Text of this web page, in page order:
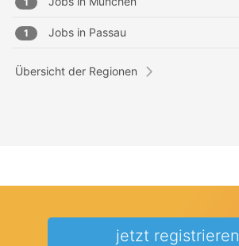
1 Jobs in Passau
Übersicht der Regionen
jetzt registrieren